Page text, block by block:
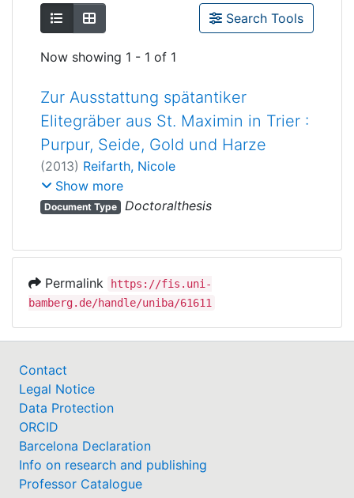
Show as list
Show as grid Search Tools
Now showing 1 - 1 of 1
Zur Ausstattung spätantiker
Elitegräber aus St. Maximin in Trier :
Purpur, Seide, Gold und Harze
(2013) Reifarth, Nicole
Drewello, Rainer
Show more
Document Type Doctoralthesis
Permalink
https://fis.uni-
bamberg.de/handle/uniba/61611
Contact
Legal Notice
Data Protection
ORCID
Barcelona Declaration
Info on research and publishing
Professor Catalogue